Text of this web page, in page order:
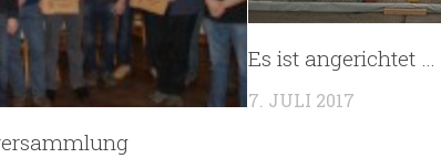
Es ist angerichtet …
7. JULI 2017